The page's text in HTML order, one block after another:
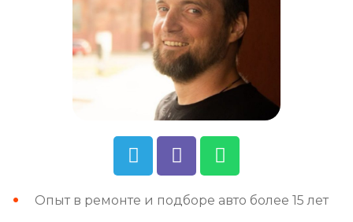
Опыт в ремонте и подборе авто более 15 лет